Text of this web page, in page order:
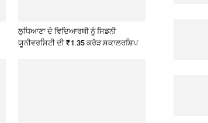
ਲੁਧਿਆਣਾ ਦੇ ਵਿਦਿਆਰਥੀ ਨੂੰ ਸਿਡਨੀ
ਯੂਨੀਵਰਸਿਟੀ ਦੀ ₹1.35 ਕਰੋੜ ਸਕਾਲਰਸ਼ਿਪ